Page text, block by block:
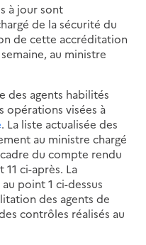
à jour sont
de la sécurité du
de cette accréditation
au ministre
des agents habilités
opérations visées à
. La liste actualisée des
au ministre chargé
du compte rendu
ci-après. La
point 1 ci-dessus
des agents de
contrôles réalisés au